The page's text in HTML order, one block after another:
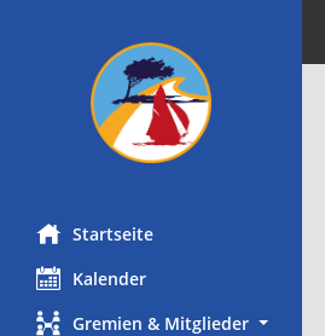
Startseite
Kalender
Gremien & Mitglieder